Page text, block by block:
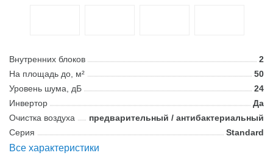
Внутренних блоков
2
На площадь до, м²
50
Уровень шума, дБ
24
Инвертор
Да
Очистка воздуха
предварительный / антибактериальный
Серия
Standard
Все характеристики